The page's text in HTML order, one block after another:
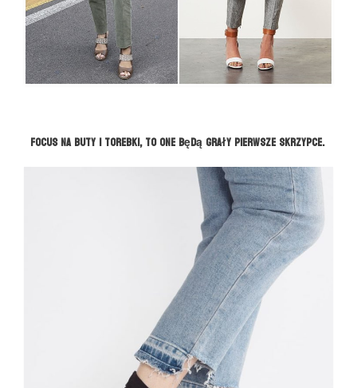
FOCUS na buty i torebki, to one będą grały pierwsze skrzypce.